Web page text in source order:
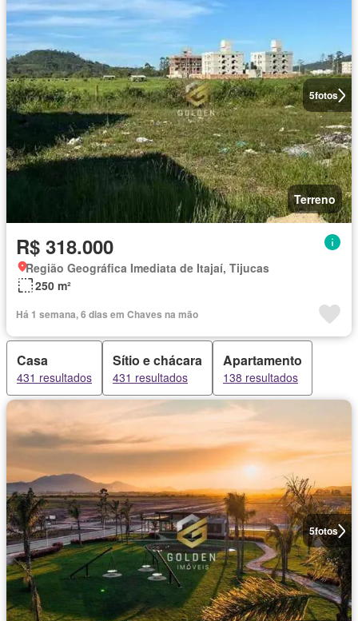
5fotos
Terreno
R$ 318.000
Região Geográfica Imediata de Itajaí, Tijucas
250 m²
Há 1 semana, 6 dias em Chaves na mão
Casa
431 resultados
Sítio e chácara
431 resultados
Apartamento
138 resultados
5fotos